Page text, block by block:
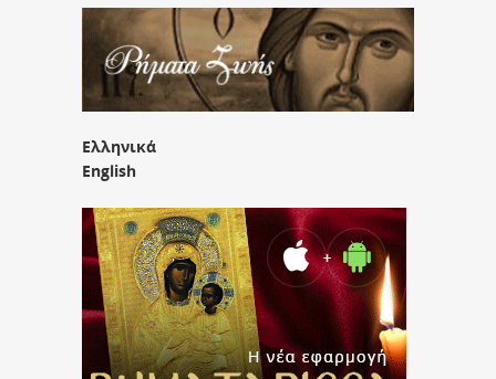
Ελληνικά
English